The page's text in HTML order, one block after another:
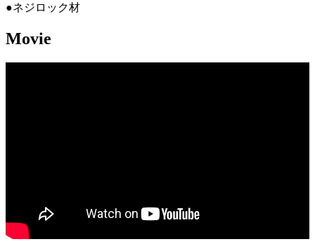
●ネジロック材
Movie